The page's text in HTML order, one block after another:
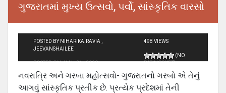
ગુજરાતમાં મુખ્ય ઉત્સવો, પર્વો, સાંસ્કૃતિક વારસો
POSTED BY NIHARIKA.RAVIA ,
JEEVANSHAILEE
POSTED ON JAN - 24 - 2020
498 VIEWS
(NO
RATINGS YET)
નવરાત્રિ અને ગરબા મહોત્સવો- ગુજરાતનો ગરબો એ તેનું
આગવું સાંસ્કૃતિક પ્રતીક છે. પ્રત્યેક પ્રદેશમાં તેની